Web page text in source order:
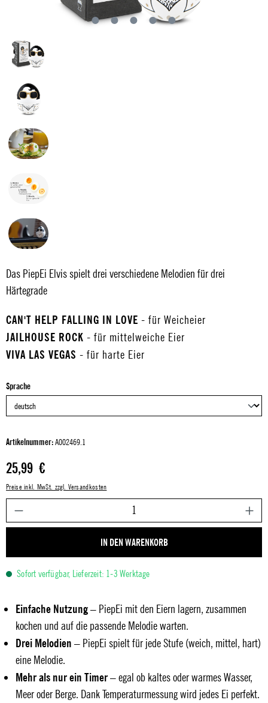
Das PiepEi Elvis spielt drei verschiedene Melodien für drei
Härtegrade
CAN'T HELP FALLING IN LOVE - für Weicheier
JAILHOUSE ROCK - für mittelweiche Eier
VIVA LAS VEGAS - für harte Eier
Spracheauswählen
Artikelnummer:A002469.1
Regulärer Preis:
25,99 €
Preise inkl. MwSt. zzgl. Versandkosten
IN DEN WARENKORB
Sofort verfügbar, Lieferzeit: 1-3 Werktage
Einfache Nutzung– PiepEi mit den Eiern lagern, zusammen
kochen und auf die passende Melodie warten.
Drei Melodien – PiepEi spielt für jede Stufe (weich, mittel, hart)
eine Melodie.
Mehr als nur ein Timer– egal ob kaltes oder warmes Wasser,
Meer oder Berge. Dank Temperaturmessung wird jedes Ei perfekt.